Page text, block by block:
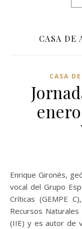
CASA DE
CASA
Enrique Gironés, geólogo, socio de la Casa de Asturias, es
vocal del Grupo
Críticas (GEMPE
Recursos
(IIE) y es autor de